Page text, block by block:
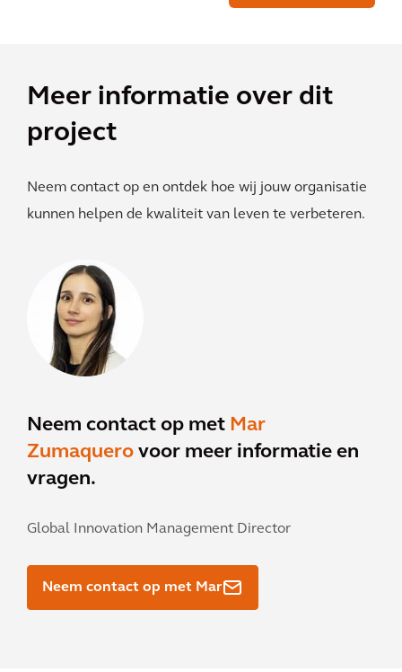
Meer informatie over dit
project
Neem contact op en ontdek hoe wij jouw organisatie
kunnen helpen de kwaliteit van leven te verbeteren.
Neem contact op met Mar
Zumaquero voor meer informatie en
vragen.
Global Innovation Management Director
Neem contact op met Mar